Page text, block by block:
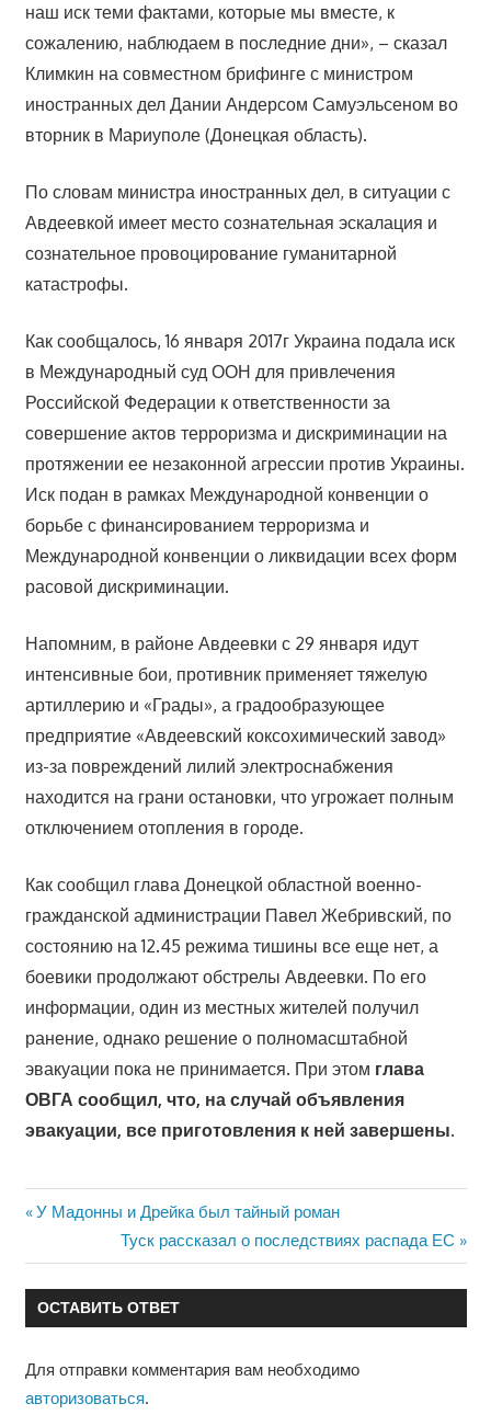
наш иск теми фактами, которые мы вместе, к
сожалению, наблюдаем в последние дни», – сказал
Климкин на совместном брифинге с министром
иностранных дел Дании Андерсом Самуэльсеном во
вторник в Мариуполе (Донецкая область).
По словам министра иностранных дел, в ситуации с
Авдеевкой имеет место сознательная эскалация и
сознательное провоцирование гуманитарной
катастрофы.
Как сообщалось, 16 января 2017г Украина подала иск
в Международный суд ООН для привлечения
Российской Федерации к ответственности за
совершение актов терроризма и дискриминации на
протяжении ее незаконной агрессии против Украины.
Иск подан в рамках Международной конвенции о
борьбе с финансированием терроризма и
Международной конвенции о ликвидации всех форм
расовой дискриминации.
Напомним, в районе Авдеевки с 29 января идут
интенсивные бои, противник применяет тяжелую
артиллерию и «Грады», а градообразующее
предприятие «Авдеевский коксохимический завод»
из-за повреждений лилий электроснабжения
находится на грани остановки, что угрожает полным
отключением отопления в городе.
Как сообщил глава Донецкой областной военно-
гражданской администрации Павел Жебривский, по
состоянию на 12.45 режима тишины все еще нет, а
боевики продолжают обстрелы Авдеевки. По его
информации, один из местных жителей получил
ранение, однако решение о полномасштабной
эвакуации пока не принимается. При этом глава
ОВГА сообщил, что, на случай объявления
эвакуации, все приготовления к ней завершены.
Навигация
по
записям
Предыдущая
У Мадонны и Дрейка был тайный роман
Следующая
запись:
Туск рассказал о последствиях распада ЕС
ОСТАВИТЬ ОТВЕТ
Для отправки комментария вам необходимо
авторизоваться.